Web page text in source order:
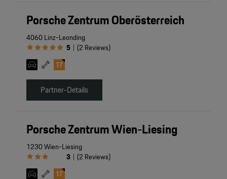
Porsche Zentrum Oberösterreich
4060 Linz-Leonding
5 | (2 Reviews)
Partner-Details
Porsche Zentrum Wien-Liesing
1230 Wien-Liesing
3 | (2 Reviews)